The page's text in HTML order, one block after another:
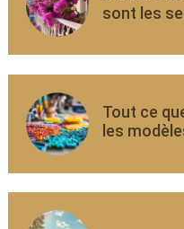
sont les
Tout ce
les